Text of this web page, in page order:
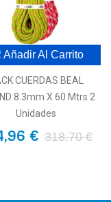
Añadir Al Carrito
CUERDAS BEAL
8.3mm X 60 Mtrs 2
Unidades
€ 318,70 €